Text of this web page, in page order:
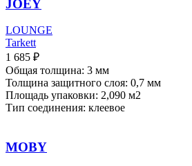
JOEY
LOUNGE
Tarkett
1 685 ₽
Общая толщина: 3 мм
Толщина защитного слоя: 0,7 мм
Площадь упаковки: 2,090 м2
Тип соединения: клеевое
MOBY